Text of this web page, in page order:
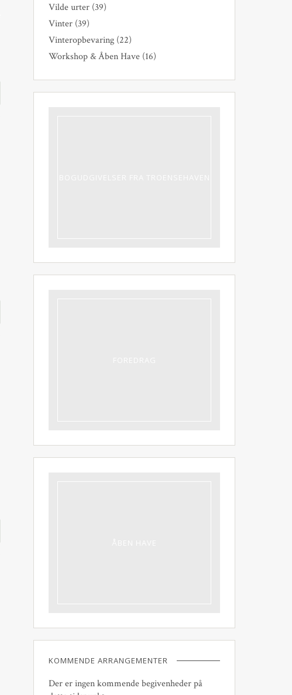
Vilde urter (39)
Vinter (39)
Vinteropbevaring (22)
Workshop & Åben Have (16)
KOMMENDE ARRANGEMENTER
Der er ingen kommende begivenheder på